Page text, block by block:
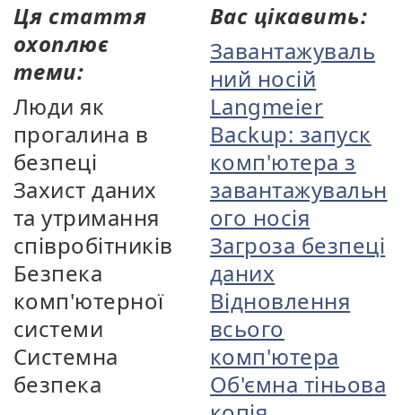
Ця стаття
охоплює
теми:
Люди як
прогалина в
безпеці
Захист даних
та утримання
співробітників
Безпека
комп'ютерної
системи
Системна
безпека
Вас цікавить:
Завантажуваль
ний носій
Langmeier
Backup: запуск
комп'ютера з
завантажувальн
ого носія
Загроза безпеці
даних
Відновлення
всього
комп'ютера
Об'ємна тіньова